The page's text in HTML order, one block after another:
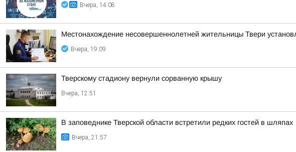
Вчера, 14:08
Местонахождение несовершеннолетней жительницы Твери
Вчера, 19:09
Тверскому стадиону вернули сорванную крышу
Вчера, 12:51
В заповеднике Тверской области встретили редких гостей в шляпах
Вчера, 21:57